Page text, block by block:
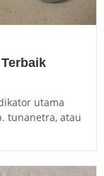
utama
tunanetra, atau